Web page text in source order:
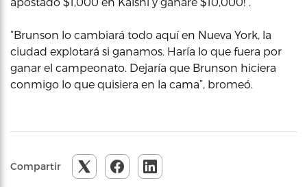
“Brunson lo cambiará todo aquí en Nueva York, la
ciudad explotará si ganamos. Haría lo que fuera por
ganar el campeonato. Dejaría que Brunson hiciera
conmigo lo que quisiera en la cama”, bromeó.
Compartir